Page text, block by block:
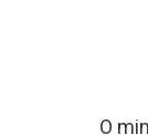
O